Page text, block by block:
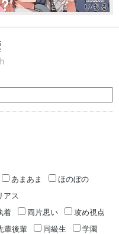
あまあま
ほのぼの
アス
着 両片思い
攻め視点
輩後輩 同級生
学園